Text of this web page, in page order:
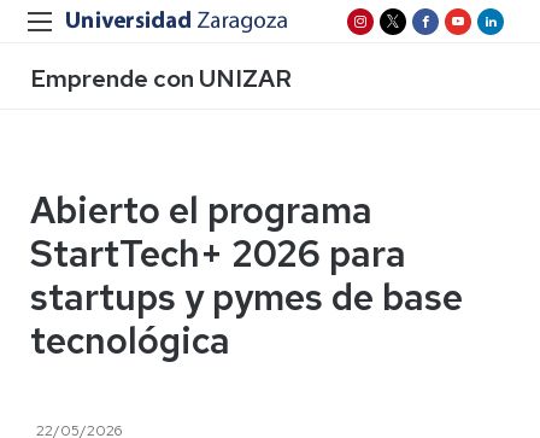
Emprende con UNIZAR
Abierto el programa
StartTech+ 2026 para
startups y pymes de base
tecnológica
22/05/2026